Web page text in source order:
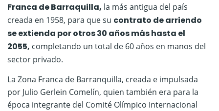
Franca de Barraquilla, la más antigua del país
creada en 1958, para que su contrato de arriendo
se extienda por otros 30 años más hasta el
2055, completando un total de 60 años en manos del
sector privado.
La Zona Franca de Barranquilla, creada e impulsada
por Julio Gerlein Comelín, quien también era para la
época integrante del Comité Olímpico Internacional